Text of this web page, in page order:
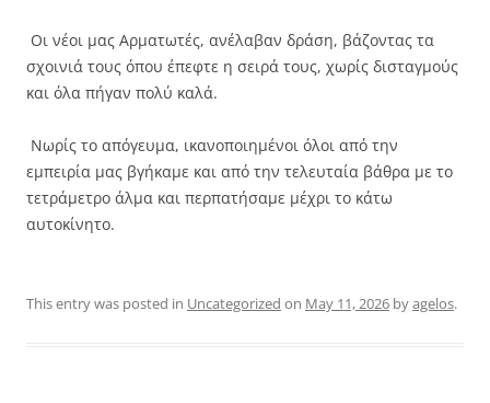
Οι νέοι μας Αρματωτές, ανέλαβαν δράση, βάζοντας τα
σχοινιά τους όπου έπεφτε η σειρά τους, χωρίς δισταγμούς
και όλα πήγαν πολύ καλά.
Νωρίς το απόγευμα, ικανοποιημένοι όλοι από την
εμπειρία μας βγήκαμε και από την τελευταία βάθρα με το
τετράμετρο άλμα και περπατήσαμε μέχρι το κάτω
αυτοκίνητο.
This entry was posted in Uncategorized on May 11, 2026 byagelos.